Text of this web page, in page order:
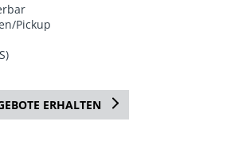
Pickup
ERHALTEN